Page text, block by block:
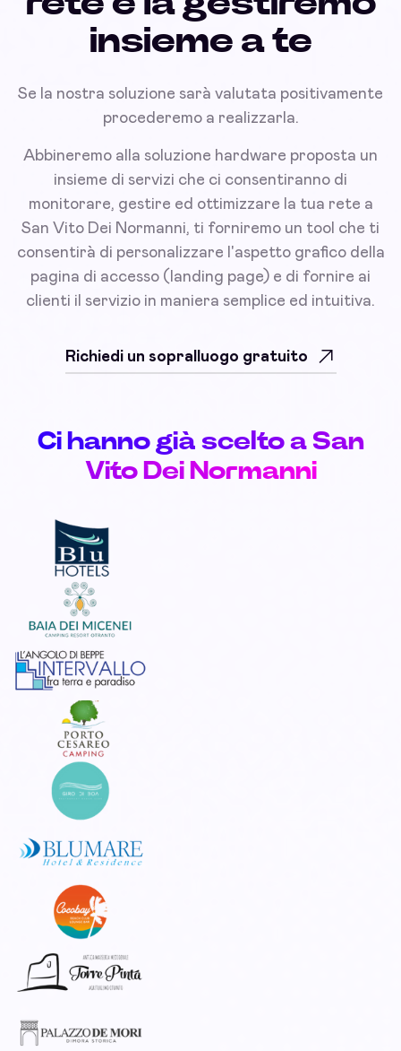
insieme a te
Se la nostra soluzione sarà valutata positivamente
procederemo a realizzarla.
Abbineremo alla soluzione hardware proposta un
insieme di servizi che ci consentiranno di
monitorare, gestire ed ottimizzare la tua rete a
San Vito Dei Normanni, ti forniremo un tool che ti
consentirà di personalizzare l'aspetto grafico della
pagina di accesso (landing page) e di fornire ai
clienti il servizio in maniera semplice ed intuitiva.
Richiedi un sopralluogo gratuito
Ci hanno già scelto a San
Vito Dei Normanni